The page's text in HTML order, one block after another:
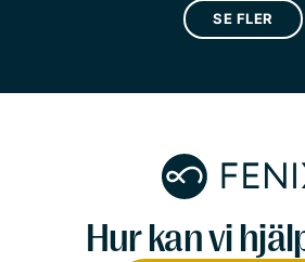
SE FLER
Hur kan vi